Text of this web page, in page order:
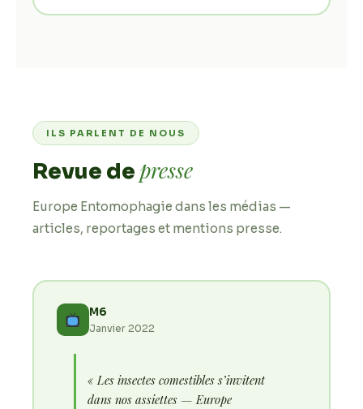
ILS PARLENT DE NOUS
Revue depresse
Europe Entomophagie dans les médias —
articles, reportages et mentions presse.
M6
Janvier 2022
« Les insectes comestibles s’invitent
dans nos assiettes — Europe